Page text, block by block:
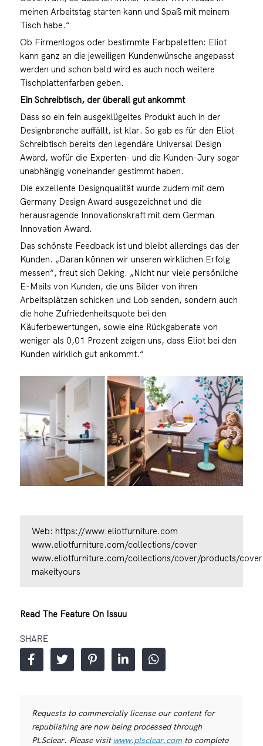
meinen Arbeitstag starten kann und Spaß mit meinem
Tisch habe.“
Ob Firmenlogos oder bestimmte Farbpaletten: Eliot
kann ganz an die jeweiligen Kundenwünsche angepasst
werden und schon bald wird es auch noch weitere
Tischplattenfarben geben.
Ein Schreibtisch, der überall gut ankommt
Dass so ein fein ausgeklügeltes Produkt auch in der
Designbranche auffällt, ist klar. So gab es für den Eliot
Schreibtisch bereits den legendäre Universal Design
Award, wofür die Experten- und die Kunden-Jury sogar
unabhängig voneinander gestimmt haben.
Die exzellente Designqualität wurde zudem mit dem
Germany Design Award ausgezeichnet und die
herausragende Innovationskraft mit dem German
Innovation Award.
Das schönste Feedback ist und bleibt allerdings das der
Kunden. „Daran können wir unseren wirklichen Erfolg
messen“, freut sich Deking. „Nicht nur viele persönliche
E-Mails von Kunden, die uns Bilder von ihren
Arbeitsplätzen schicken und Lob senden, sondern auch
die hohe Zufriedenheitsquote bei den
Käuferbewertungen, sowie eine Rückgaberate von
weniger als 0,01 Prozent zeigen uns, dass Eliot bei den
Kunden wirklich gut ankommt.“
Web: https://www.eliotfurniture.com
www.eliotfurniture.com/collections/cover
www.eliotfurniture.com/collections/cover/products/
makeityours
Read The Feature On Issuu
SHARE
Requests to commercially license our content for
republishing are now being processed through
PLSclear. Please visit www.plsclear.comto complete